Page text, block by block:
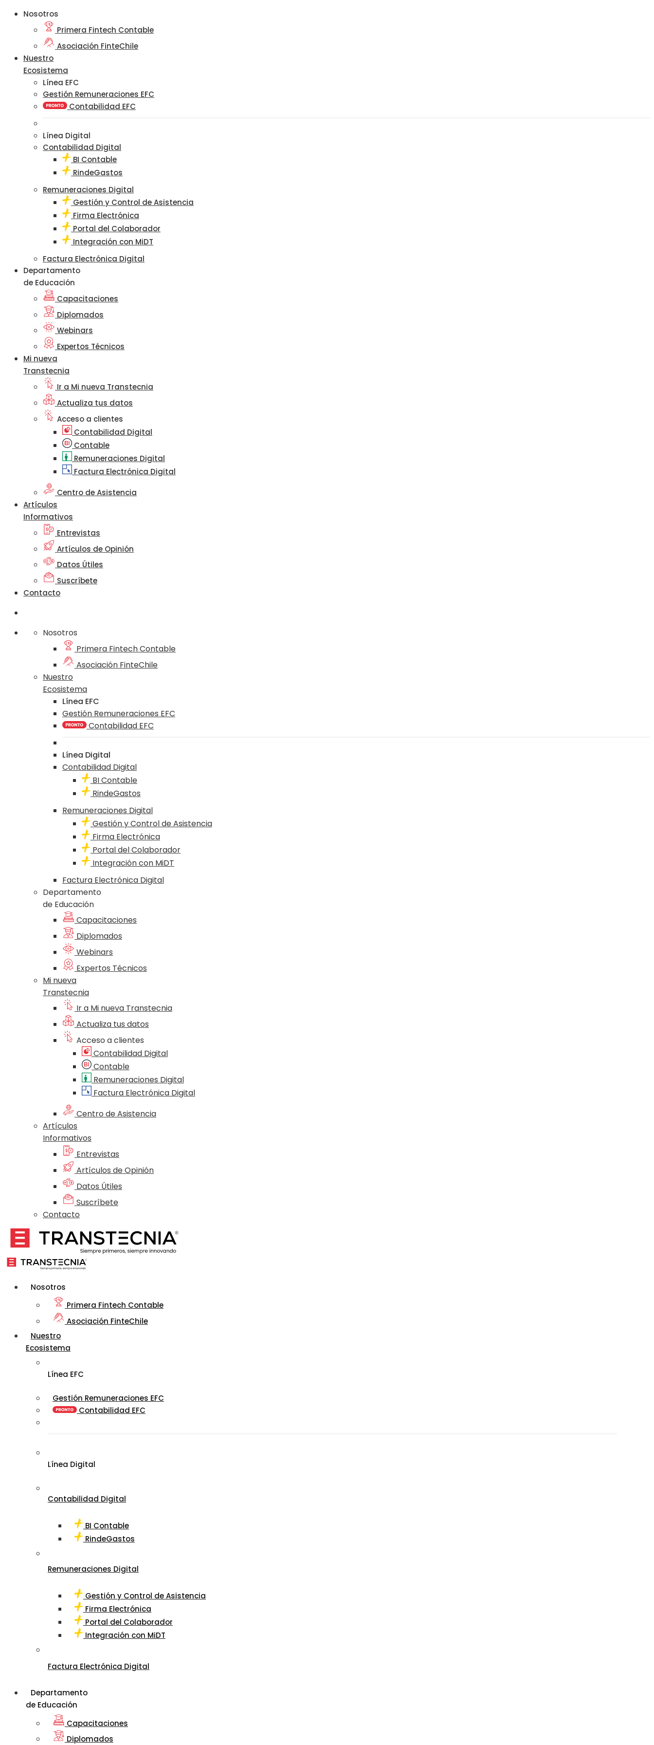
Nosotros
Primera Fintech Contable
Asociación FinteChile
Nuestro
Ecosistema
Línea EFC
Gestión Remuneraciones EFC
Contabilidad EFC
Línea Digital
Contabilidad Digital
BI Contable
RindeGastos
Remuneraciones Digital
Gestión y Control de Asistencia
Firma Electrónica
Portal del Colaborador
Integración con MiDT
Factura Electrónica Digital
Departamento
de Educación
Capacitaciones
Diplomados
Webinars
Expertos Técnicos
Mi nueva
Transtecnia
Ir a Mi nueva Transtecnia
Actualiza tus datos
Acceso a clientes
Contabilidad Digital
Contable
Remuneraciones Digital
Factura Electrónica Digital
Centro de Asistencia
Artículos
Informativos
Entrevistas
Artículos de Opinión
Datos Útiles
Suscríbete
Contacto
Nosotros
Primera Fintech Contable
Asociación FinteChile
Nuestro
Ecosistema
Línea EFC
Gestión Remuneraciones EFC
Contabilidad EFC
Línea Digital
Contabilidad Digital
BI Contable
RindeGastos
Remuneraciones Digital
Gestión y Control de Asistencia
Firma Electrónica
Portal del Colaborador
Integración con MiDT
Factura Electrónica Digital
Departamento
de Educación
Capacitaciones
Diplomados
Webinars
Expertos Técnicos
Mi nueva
Transtecnia
Ir a Mi nueva Transtecnia
Actualiza tus datos
Acceso a clientes
Contabilidad Digital
Contable
Remuneraciones Digital
Factura Electrónica Digital
Centro de Asistencia
Artículos
Informativos
Entrevistas
Artículos de Opinión
Datos Útiles
Suscríbete
Contacto
Nosotros
Primera Fintech Contable
Asociación FinteChile
Nuestro
Ecosistema
Línea EFC
Gestión Remuneraciones EFC
Contabilidad EFC
Línea Digital
Contabilidad Digital
BI Contable
RindeGastos
Remuneraciones Digital
Gestión y Control de Asistencia
Firma Electrónica
Portal del Colaborador
Integración con MiDT
Factura Electrónica Digital
Departamento
de Educación
Capacitaciones
Diplomados